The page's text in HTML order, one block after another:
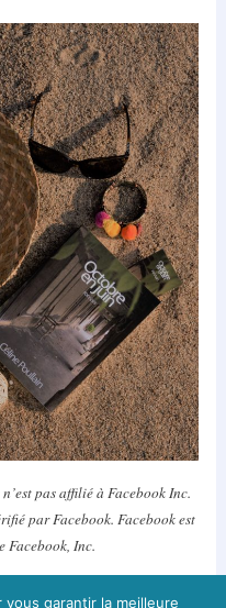
pas affilié à Facebook Inc.
par Facebook. Facebook est
Facebook, Inc.
garantir la meilleure